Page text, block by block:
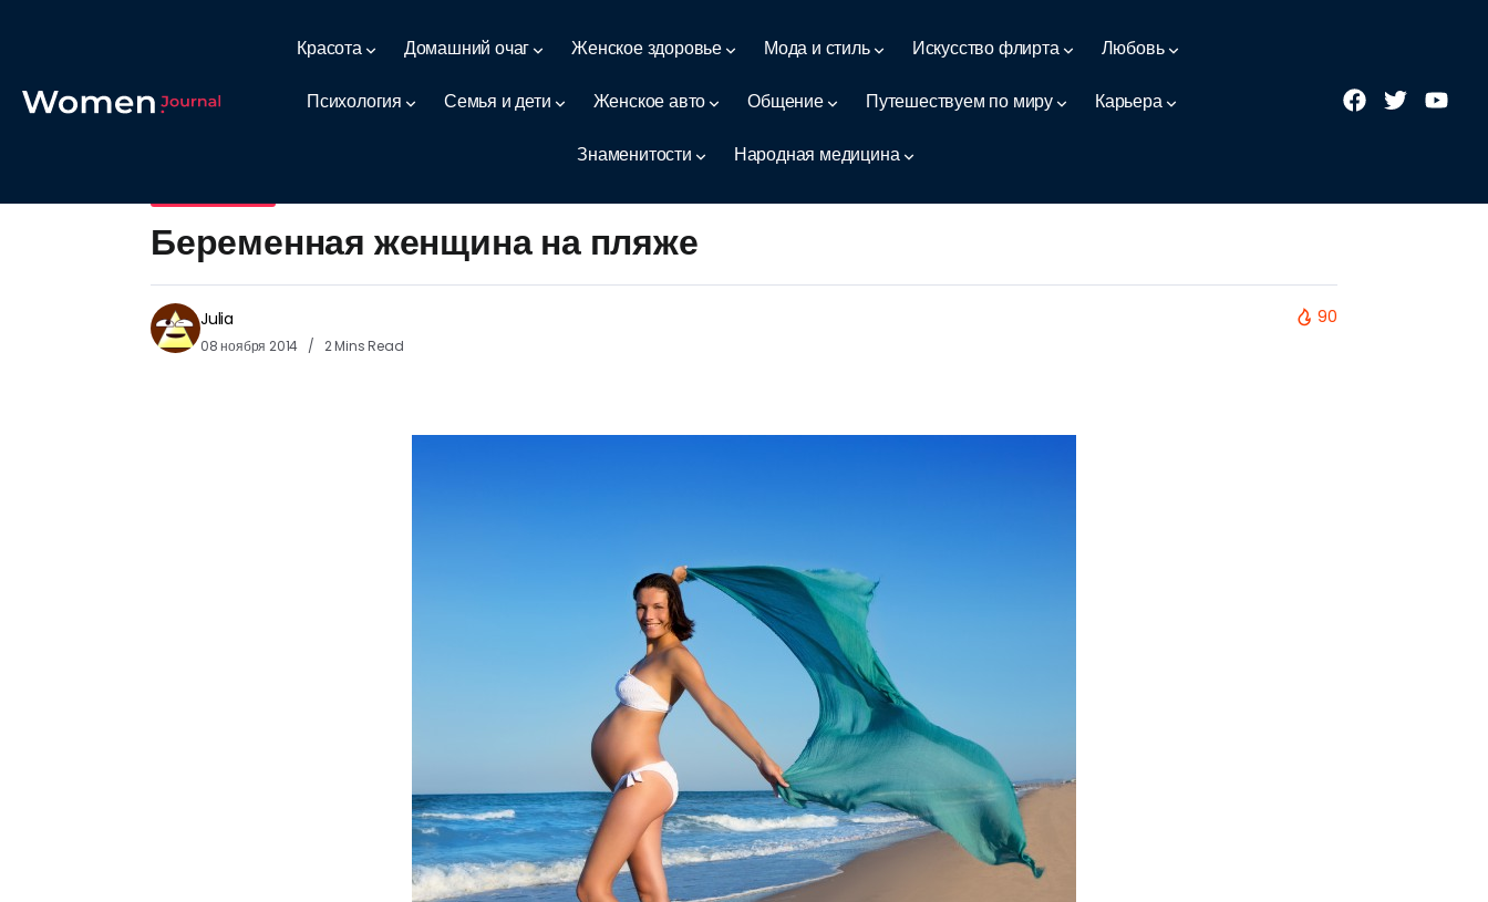
Красота Домашний очаг Женское здоровье Мода и стиль Искусство флирта Любовь
Психология Семья и дети Женское авто Общение Путешествуем по миру Карьера
Знаменитости Народная медицина
Беременная женщина на пляже
Julia
08 ноября 2014 2 Mins Read
90